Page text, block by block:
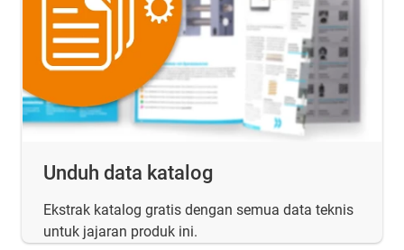
Unduh data katalog
Ekstrak katalog gratis dengan semua data teknis
untuk jajaran produk ini.